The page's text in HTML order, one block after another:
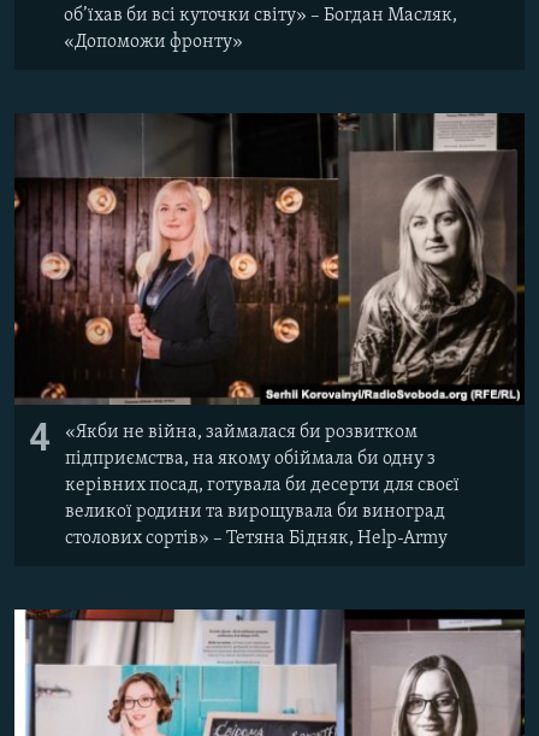
об’їхав би всі куточки світу» – Богдан Масляк,
«Допоможи фронту»
4
«Якби не війна, займалася би розвитком
підприємства, на якому обіймала би одну з
керівних посад, готувала би десерти для своєї
великої родини та вирощувала би виноград
столових сортів» – Тетяна Бідняк, Help-Army